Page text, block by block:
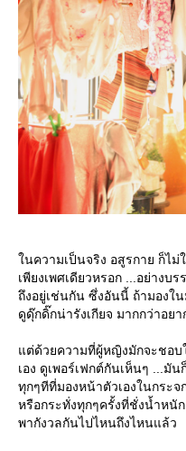
นความเป็นจริง อสูรกาย ก็ไม่
เพียงเพศเดียวหรอก ...อย่างบ
ถึงอยู่เช่นกัน ซึ่งอันนี้ ถ้ามองใ
ดูดุ๊กดิ๊กน่ารังเกียจ มากกว่าอย
ต่ด้วยความที่ผู้หญิงมักจะชอบใ
เอง ดูเพอร์เฟกต์กันเห็นๆ ...มั
ทุกๆทีที่มองหน้าตัวเองในกระ
หรือกระทั่งทุกๆครั้งที่ชั่งน้ำหนั
พากังวลกันไปไหนถึงไหนแล้ว